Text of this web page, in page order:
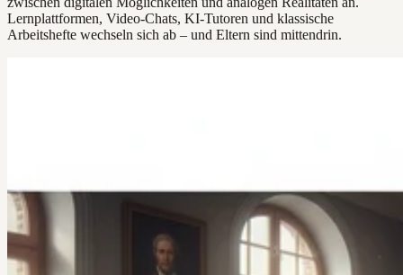
Lernplattformen, Video-Chats, KI-Tutoren und klassische
Arbeitshefte wechseln sich ab – und Eltern sind mittendrin.